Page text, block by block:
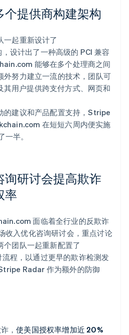
个提供商构建架构
一起重新设计了
设计出了一种高级的 PCI 兼容
能够在多个处理商之间
外努力建立一流的技术，团队可
用户提供跨支付方式、网页和
的建议和产品配置支持，Stripe
在短短六周内便实施
半。
询研讨会提高欺诈
率
面临着全行业的反欺诈
收入优化咨询研讨会，重点讨论
个团队一起重新配置了
程，以通过更早的欺诈检测发
Radar 作为额外的防御
，使美国授权率增加近 20%